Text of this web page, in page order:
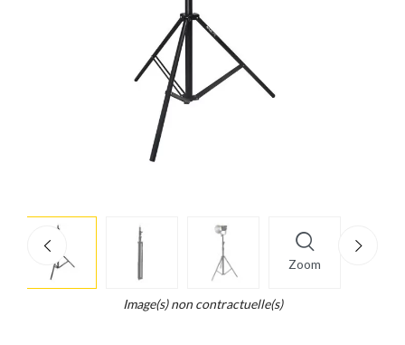
Zoom
info
Legend...
Image(s) non contractuelle(s)